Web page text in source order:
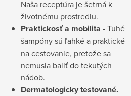
Naša receptúra je šetrná k
životnému prostrediu.
Praktickosť a mobilita -Tuhé
šampóny sú ľahké a praktické
na cestovanie, pretože sa
nemusia baliť do tekutých
nádob.
Dermatologicky testované.